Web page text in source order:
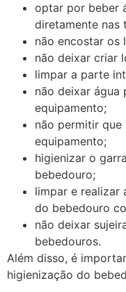
optar por beber
diretamente nas
não encostar os
não deixar criar
limpar a parte
não deixar água
equipamento;
não permitir que
equipamento;
higienizar o
bebedouro;
limpar e realizar
do bebedouro
não deixar
bebedouros.
Além disso, é
higienização do